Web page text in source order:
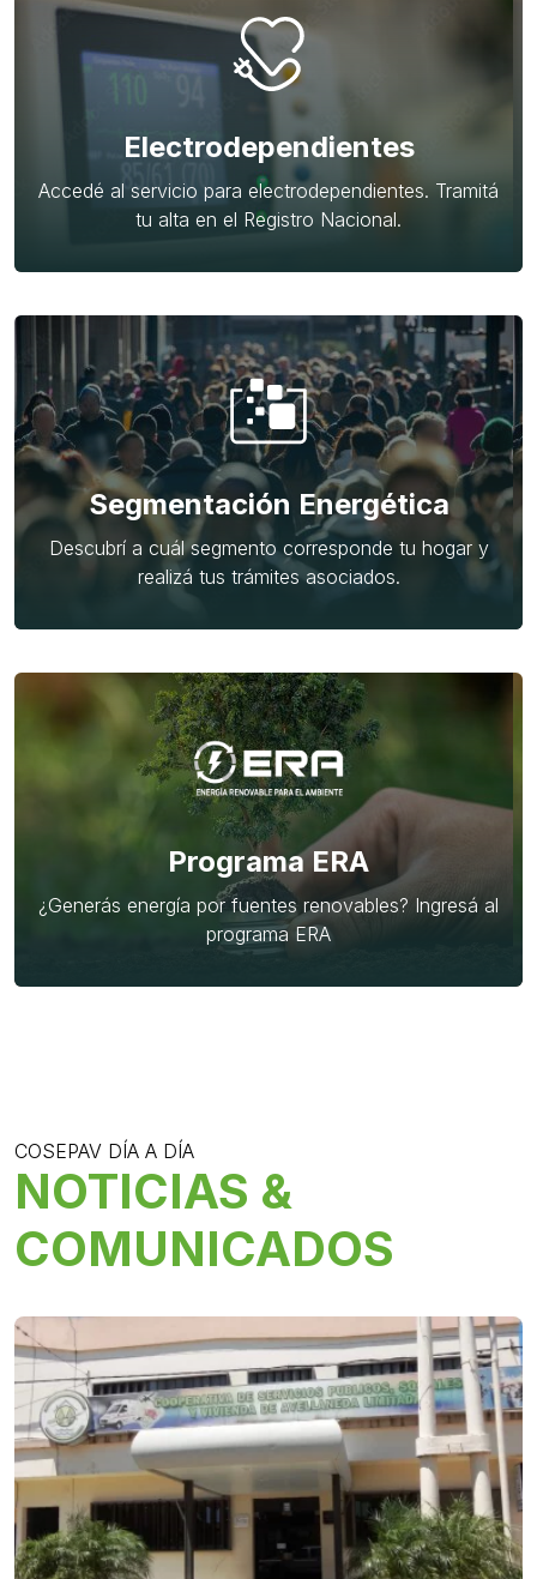
Electrodependientes
Accedé al servicio para electrodependientes. Tramitá
tu alta en el Registro Nacional.
Segmentación Energética
Descubrí a cuál segmento corresponde tu hogar y
realizá tus trámites asociados.
Programa ERA
¿Generás energía por fuentes renovables? Ingresá al
programa ERA
COSEPAV DÍA A DÍA
NOTICIAS &
COMUNICADOS